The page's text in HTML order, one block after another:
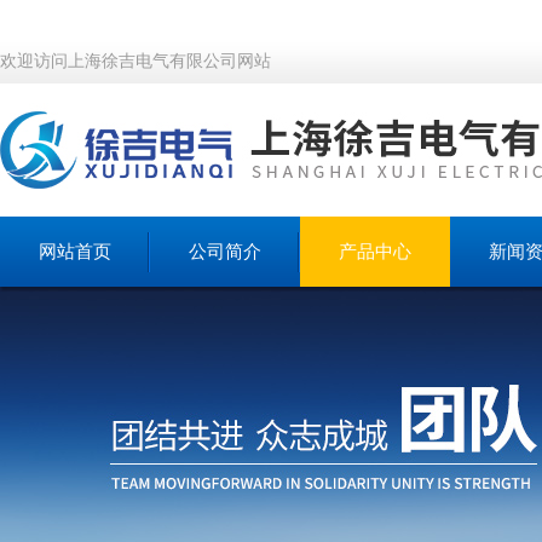
欢迎访问上海徐吉电气有限公司网站
网站首页 公司简介 产品中心 新闻